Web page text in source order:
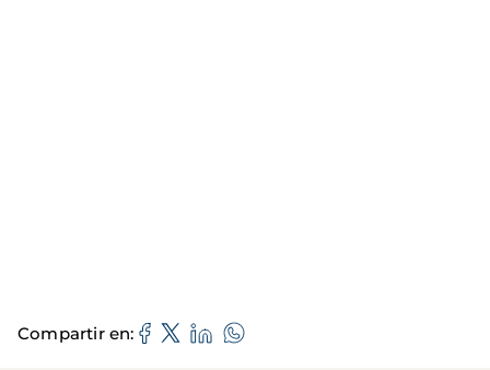
Compartir en